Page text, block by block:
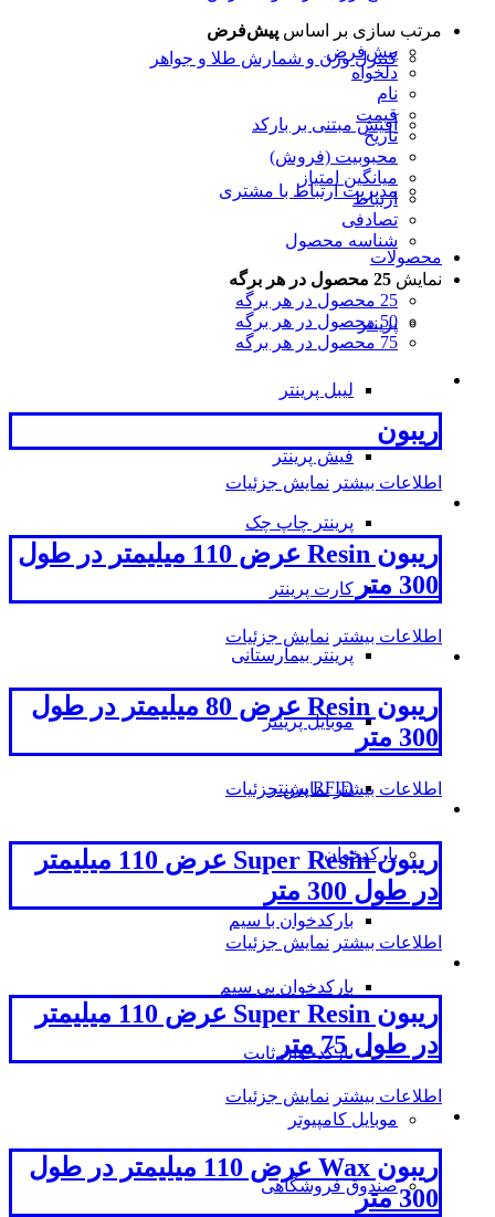
کنترل وزن و شمارش طلا و جواهر
آفیش مبتنی بر بارکد
مدیریت ارتباط با مشتری
محصولات
پرینتر
لیبل پرینتر
فیش پرینتر
پرینتر چاپ چک
کارت پرینتر
پرینتر بیمارستانی
موبایل پرینتر
RFID پرینتر
بارکدخوان
بارکدخوان با سیم
بارکدخوان بی سیم
بارکدخوان ثابت
موبایل کامپیوتر
صندوق فروشگاهی
مرتب سازی بر اساس پیش‌فرض
پیش‌فرض
دلخواه
نام
قیمت
تاریخ
محبوبیت (فروش)
میانگین امتیاز
ارتباط
تصادفی
شناسه محصول
نمایش 25 محصول در هر برگه
25 محصول در هر برگه
50 محصول در هر برگه
75 محصول در هر برگه
ریبون
اطلاعات بیشتر نمایش جزئیات
ریبون Resin عرض 110 میلیمتر در طول
300 متر
اطلاعات بیشتر نمایش جزئیات
ریبون Resin عرض 80 میلیمتر در طول
300 متر
اطلاعات بیشتر نمایش جزئیات
ریبون Super Resin عرض 110 میلیمتر
در طول 300 متر
اطلاعات بیشتر نمایش جزئیات
ریبون Super Resin عرض 110 میلیمتر
در طول 75 متر
اطلاعات بیشتر نمایش جزئیات
ریبون Wax عرض 110 میلیمتر در طول
300 متر